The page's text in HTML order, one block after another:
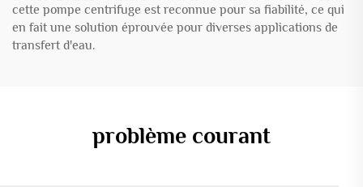
cette pompe centrifuge est reconnue pour sa fiabilité, ce qui
en fait une solution éprouvée pour diverses applications de
transfert d'eau.
problème courant